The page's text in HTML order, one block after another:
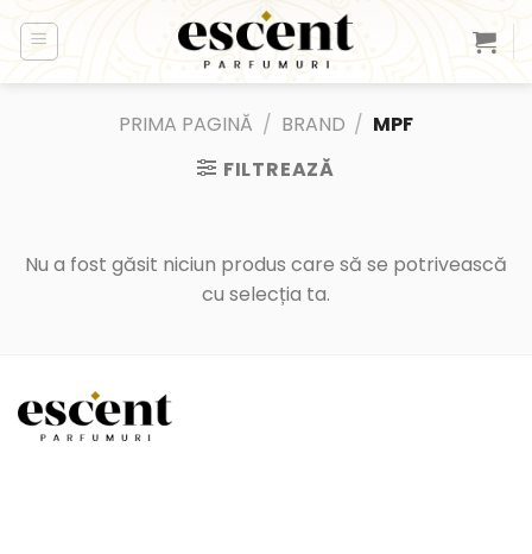
PRIMA PAGINĂ / BRAND / MPF
FILTREAZĂ
Nu a fost găsit niciun produs care să se potrivească
cu selecția ta.